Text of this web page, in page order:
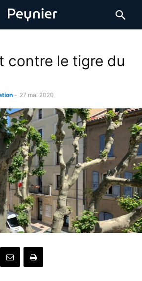
contre le tigre du
- 27 mai 2020